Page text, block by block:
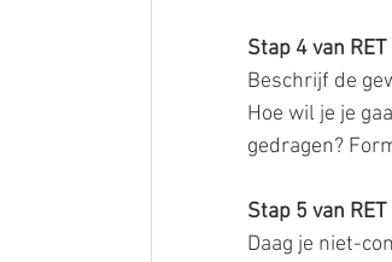
Stap 4 van RET
Beschrijf de
Hoe wil je je
gedragen?
Stap 5 van RET
Daag je niet-